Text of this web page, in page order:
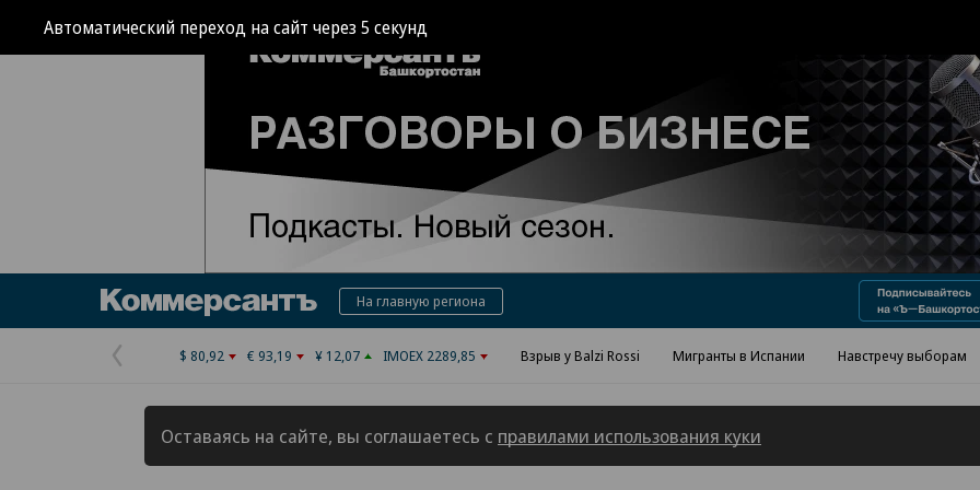
Автоматический переход на сайт через4 секунд
Реклама в «Ъ» www.kommersant.ru/ad
КоммерсантъНа главную региона
Предыдущая
страница
$ 80,92 € 93,19 ¥ 12,07 IMOEX 2289,85 Взрыв у Balzi Rossi Мигранты в Испании Навстречу выборам
Оставаясь на сайте, вы соглашаетесь с правилами использования куки